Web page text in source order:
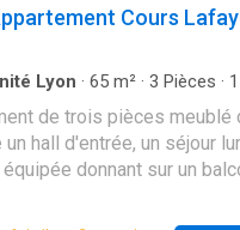
Cours
Lyon · 65 m² · 3 Pièces · 1
de trois pièces meublé
un hall d'entrée, un séjour
donnant sur un